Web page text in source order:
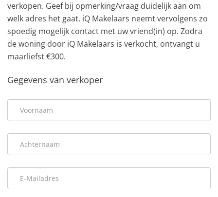
verkopen. Geef bij opmerking/vraag duidelijk aan om
welk adres het gaat. iQ Makelaars neemt vervolgens zo
spoedig mogelijk contact met uw vriend(in) op. Zodra
de woning door iQ Makelaars is verkocht, ontvangt u
maarliefst €300.
Gegevens van verkoper